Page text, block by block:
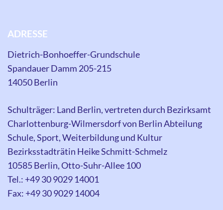
ADRESSE
Dietrich-Bonhoeffer-Grundschule
Spandauer Damm 205-215
14050 Berlin
Schulträger: Land Berlin, vertreten durch Bezirksamt
Charlottenburg-Wilmersdorf von Berlin Abteilung
Schule, Sport, Weiterbildung und Kultur
Bezirksstadträtin Heike Schmitt-Schmelz
10585 Berlin, Otto-Suhr-Allee 100
Tel.: +49 30 9029 14001
Fax: +49 30 9029 14004